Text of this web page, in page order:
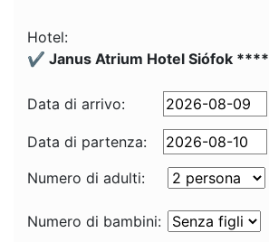
Hotel:
✔️ Janus Atrium Hotel Siófok ****
Data di arrivo:
Data di partenza:
Numero di adulti:
Numero di bambini: